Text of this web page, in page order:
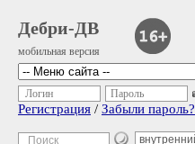
Дебри-ДВ
мобильная версия
Логин Пароль
Регистрация / Забыли пароль?